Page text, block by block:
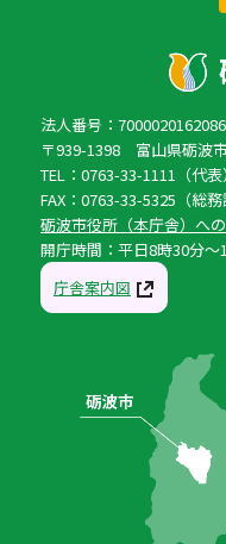
法人番号：7000020162086
〒939-1398 富山県砺波
TEL：0763-33-1111（代表）
FAX：0763-33-5325（総務
砺波市役所（本庁舎）へ
開庁時間：平日8時30分〜
庁舎案内図